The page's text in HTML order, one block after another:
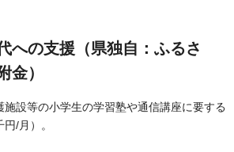
への支援（県独自：ふるさ
金）
設等の小学生の学習塾や通信講座に要する
/月）。